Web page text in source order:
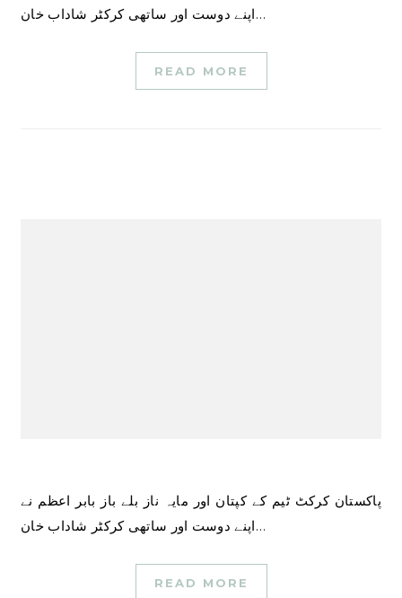
اپنے دوست اور ساتھی کرکٹر شاداب خان…
READ MORE
پاکستان کرکٹ ٹیم کے کپتان اور مایہ ناز بلے باز بابر اعظم نے
اپنے دوست اور ساتھی کرکٹر شاداب خان…
READ MORE